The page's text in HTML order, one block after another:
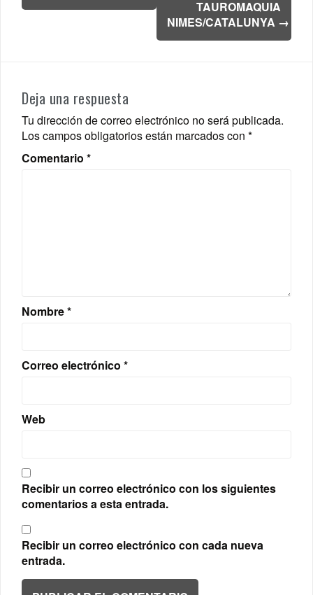
TAUROMAQUIA
NIMES/CATALUNYA →
Deja una respuesta
Tu dirección de correo electrónico no será publicada.
Los campos obligatorios están marcados con *
Comentario *
Nombre*
Correo electrónico *
Web
Recibir un correo electrónico con los siguientes
comentarios a esta entrada.
Recibir un correo electrónico con cada nueva
entrada.